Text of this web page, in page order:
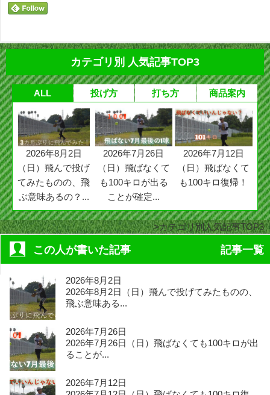
カテゴリ別 人気記事TOP3
ALL 投げ方 打ち方 商品案内
2026年8月2日
（日）飛んで投げ
てみたものの、飛
ぶ意味あるの？...
2026年7月26日
（日）飛ばなくて
も100キロが出る
ことが確定...
2026年7月12日
（日）飛ばなくて
も100キロ復帰！
カテゴリ別人気記事TOP3
この人が書いた記事 記事一覧
2026年8月2日
2026年8月2日（日）飛んで投げてみたものの、
飛ぶ意味ある...
2026年7月26日
2026年7月26日（日）飛ばなくても100キロが出
ることが...
2026年7月12日